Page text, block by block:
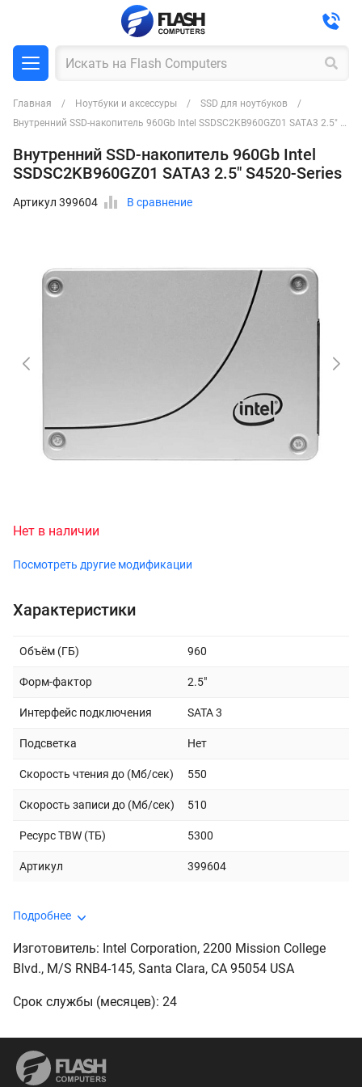
Главная Ноутбуки и аксессуры
SSD для ноутбуков
Внутренний SSD-накопитель 960Gb Intel SSDSC2KB960GZ01 SATA3 2.5" S4520-Series
Внутренний SSD-накопитель 960Gb Intel
SSDSC2KB960GZ01 SATA3 2.5" S4520-Series
Артикул 399604 В сравнение
Нет в наличии
Посмотреть другие модификации
Характеристики
Объём (ГБ) 960
Форм-фактор 2.5"
Интерфейс подключения SATA 3
Подсветка Нет
Скорость чтения до (Мб/сек) 550
Скорость записи до (Мб/сек) 510
Ресурс TBW (ТБ) 5300
Артикул 399604
Подробнее
Изготовитель: Intel Corporation, 2200 Mission College
Blvd., M/S RNB4-145, Santa Clara, CA 95054 USA
Срок службы (месяцев): 24